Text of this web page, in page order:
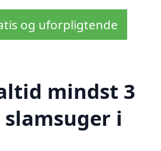
og uforpligtende
mindst 3
i